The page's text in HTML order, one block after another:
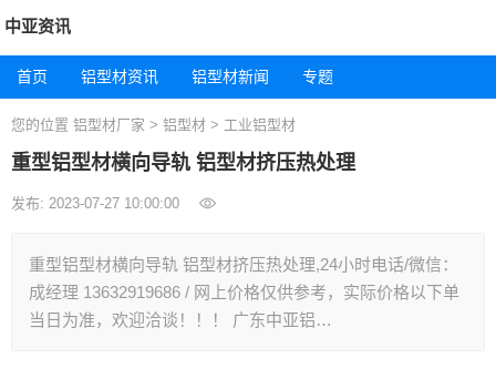
中亚资讯
首页 铝型材资讯 铝型材新闻 专题
您的位置 铝型材厂家 > 铝型材 > 工业铝型材
重型铝型材横向导轨 铝型材挤压热处理
发布: 2023-07-27 10:00:00
重型铝型材横向导轨 铝型材挤压热处理,24小时电话/微信：
成经理 13632919686 / 网上价格仅供参考，实际价格以下单
当日为准，欢迎洽谈！！！ 广东中亚铝…